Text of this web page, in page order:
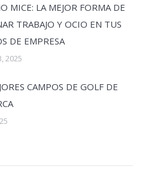
MICE: LA MEJOR FORMA DE
TRABAJO Y OCIO EN TUS
DE EMPRESA
2025
CAMPOS DE GOLF DE